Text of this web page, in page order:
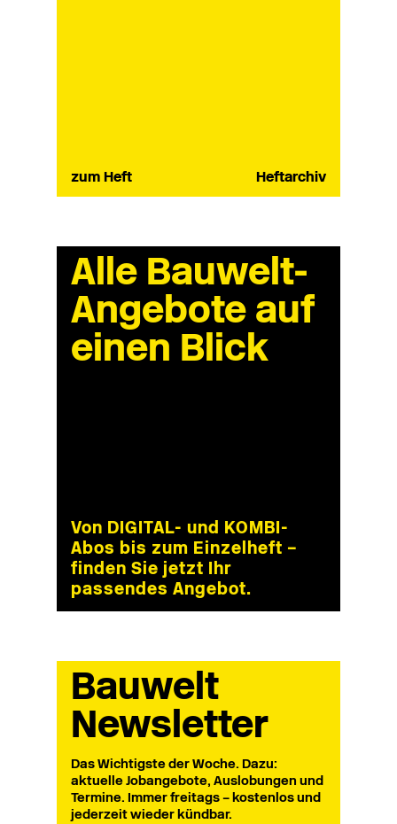
zum Heft Heftarchiv
Alle Bauwelt-
Angebote auf
einen Blick
Von DIGITAL- und KOMBI-
Abos bis zum Einzelheft –
finden Sie jetzt Ihr
passendes Angebot.
Bauwelt
Newsletter
Das Wichtigste der Woche. Dazu:
aktuelle Jobangebote, Auslobungen und
Termine. Immer freitags – kostenlos und
jederzeit wieder kündbar.